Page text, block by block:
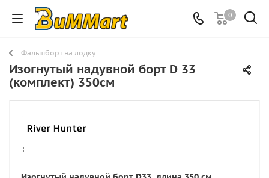
0
Фальшборт на лодку
Изогнутый надувной борт D 33
(комплект) 350см
: